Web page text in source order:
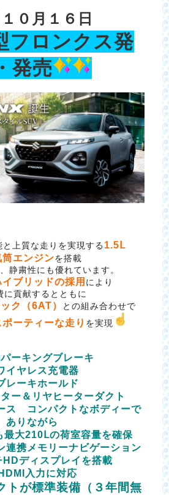
０月１６日
フロンクス発
発売
上質な走りを実現する 1.5Ⅼ
筒エンジンを搭載
静粛性にも優れています。
ブリッドの採用 により
に貢献するとともに
ク（6AT）
との組み合わせで
ポーティーな走り を実現
ーキングブレーキ
イヤレス充電器
レーキホールド
ー＆リヤヒーターダクト
ス コンパクトなボディーで
ありながら
最大210Ⅼの荷室容量を確保
携メモリーナビゲーション
ディスプレイを搭載
入力に対応
が標準装備（３年間無